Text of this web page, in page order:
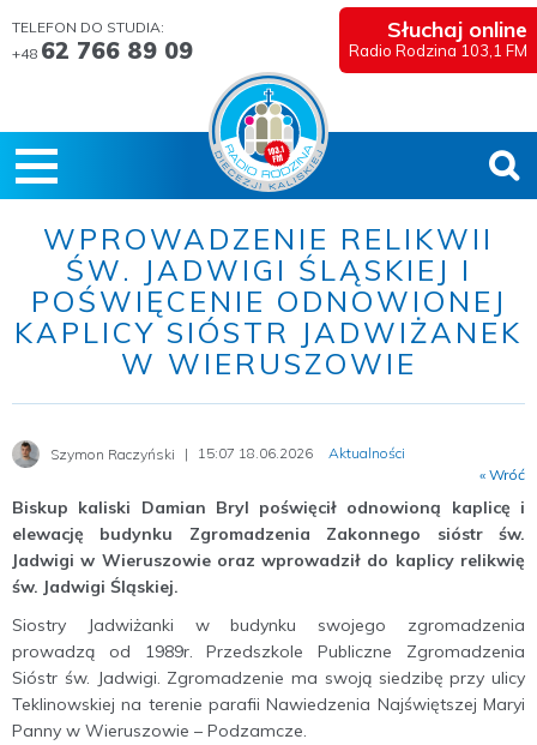
TELEFON DO STUDIA:
+48 62 766 89 09
Słuchaj online
Radio Rodzina 103,1 FM
WPROWADZENIE RELIKWII
ŚW. JADWIGI ŚLĄSKIEJ I
POŚWIĘCENIE ODNOWIONEJ
KAPLICY SIÓSTR JADWIŻANEK
W WIERUSZOWIE
Szymon Raczyński 15:07 18.06.2026
Aktualności
« Wróć
Biskup kaliski Damian Bryl poświęcił odnowioną kaplicę i
elewację budynku Zgromadzenia Zakonnego sióstr św.
Jadwigi w Wieruszowie oraz wprowadził do kaplicy relikwię
św. Jadwigi Śląskiej.
Siostry Jadwiżanki w budynku swojego zgromadzenia
prowadzą od 1989r. Przedszkole Publiczne Zgromadzenia
Sióstr św. Jadwigi. Zgromadzenie ma swoją siedzibę przy ulicy
Teklinowskiej na terenie parafii Nawiedzenia Najświętszej Maryi
Panny w Wieruszowie – Podzamcze.